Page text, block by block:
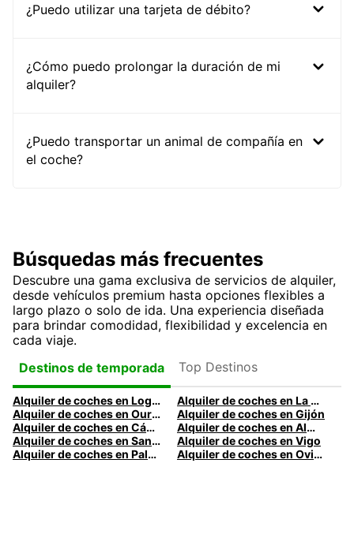
¿Puedo utilizar una tarjeta de débito?
¿Cómo puedo prolongar la duración de mi
alquiler?
¿Puedo transportar un animal de compañía en
el coche?
Búsquedas más frecuentes
Descubre una gama exclusiva de servicios de alquiler,
desde vehículos premium hasta opciones flexibles a
largo plazo o solo de ida. Una experiencia diseñada
para brindar comodidad, flexibilidad y excelencia en
cada viaje.
Destinos de temporada
Top Destinos
Alquiler de coches en Logroño
Alquiler de coches en La Coruña
Alquiler de coches en Ourense
Alquiler de coches en Gijón
Alquiler de coches en Cádiz
Alquiler de coches en Almería
Alquiler de coches en Santander
Alquiler de coches en Vigo
Alquiler de coches en Palma
Alquiler de coches en Oviedo